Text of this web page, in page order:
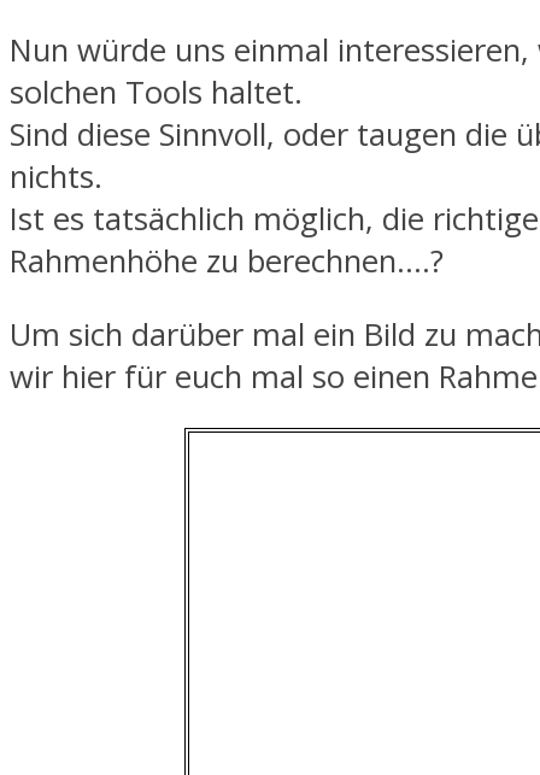
Nun würde uns einmal
solchen Tools haltet.
Sind diese Sinnvoll, oder taugen die
nichts.
Ist es tatsächlich möglich, die richtige
Rahmenhöhe zu berechnen….?
Um sich darüber mal ein Bild zu
wir hier für euch mal so einen